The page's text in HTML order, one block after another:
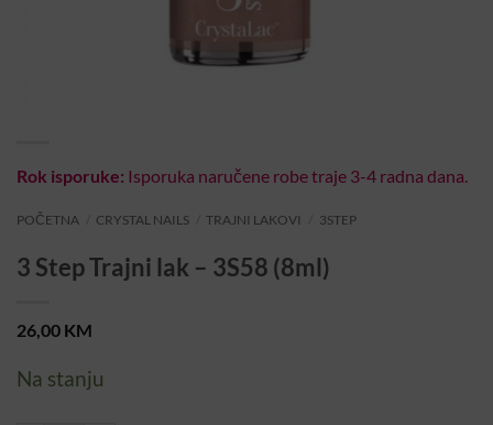
Rok isporuke: Isporuka naručene robe traje 3-4 radna dana.
POČETNA CRYSTAL NAILS TRAJNI LAKOVI 3STEP
3 Step Trajni lak – 3S58 (8ml)
26,00 KM
Na stanju